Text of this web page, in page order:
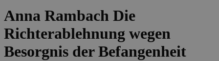
Anna Rambach Die
Richterablehnung wegen
Besorgnis der Befangenheit